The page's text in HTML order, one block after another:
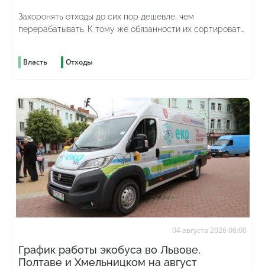
Захоронять отходы до сих пор дешевле, чем
перерабатывать. К тому же обязанности их сортировать
Власть Отходы
04 августа 2026 06:00
График работы экобуса во Львове,
Полтаве и Хмельницком на август